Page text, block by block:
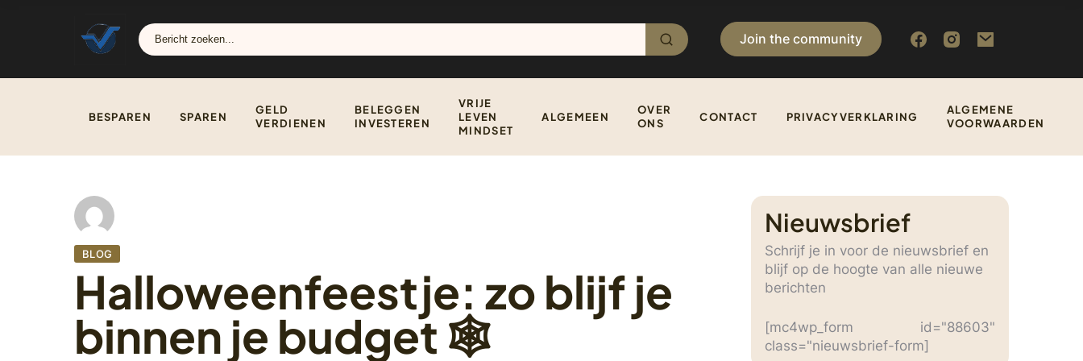
Join the community
BESPAREN SPAREN
GELD
VERDIENEN
BELEGGEN
INVESTEREN
VRIJE
LEVEN
MINDSET
ALGEMEEN
OVER
ONS
CONTACT PRIVACYVERKLARING
ALGEMENE
VOORWAARDEN
BLOG
Halloweenfeestje: zo blijf je
binnen je budget 🕸
Nieuwsbrief
Schrijf je in voor de nieuwsbrief en
blijf op de hoogte van alle nieuwe
berichten
[mc4wp_form id="88603"
class="nieuwsbrief-form]